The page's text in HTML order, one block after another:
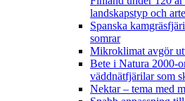
landskapstyp och
Spanska
somrar
Mikroklimat avgör
Bete i Natura 2000-
väddnätfjärilar som
Nektar – tema med